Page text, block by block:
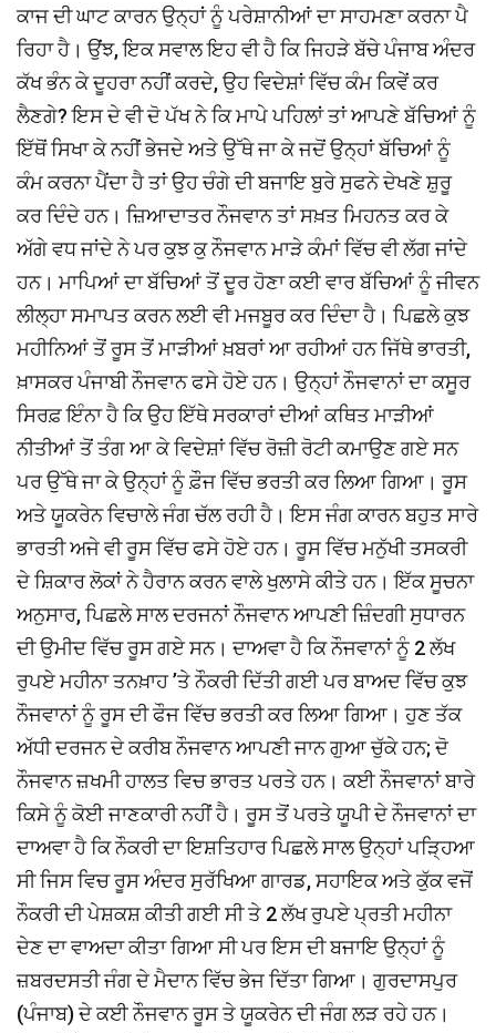
ਕਾਜ ਦੀ ਘਾਟ ਕਾਰਨ ਉਨ੍ਹਾਂ ਨੂੰ ਪਰੇਸ਼ਾਨੀਆਂ ਦਾ ਸਾਹਮਣਾ ਕਰਨਾ ਪੈ
ਰਿਹਾ ਹੈ। ਉਂਝ, ਇਕ ਸਵਾਲ ਇਹ ਵੀ ਹੈ ਕਿ ਜਿਹੜੇ ਬੱਚੇ ਪੰਜਾਬ ਅੰਦਰ
ਕੱਖ ਭੰਨ ਕੇ ਦੂਹਰਾ ਨਹੀਂ ਕਰਦੇ, ਉਹ ਵਿਦੇਸ਼ਾਂ ਵਿੱਚ ਕੰਮ ਕਿਵੇਂ ਕਰ
ਲੈਣਗੇ? ਇਸ ਦੇ ਵੀ ਦੋ ਪੱਖ ਨੇ ਕਿ ਮਾਪੇ ਪਹਿਲਾਂ ਤਾਂ ਆਪਣੇ ਬੱਚਿਆਂ ਨੂੰ
ਇੱਥੋਂ ਸਿਖਾ ਕੇ ਨਹੀਂ ਭੇਜਦੇ ਅਤੇ ਉੱਥੇ ਜਾ ਕੇ ਜਦੋਂ ਉਨ੍ਹਾਂ ਬੱਚਿਆਂ ਨੂੰ
ਕੰਮ ਕਰਨਾ ਪੈਂਦਾ ਹੈ ਤਾਂ ਉਹ ਚੰਗੇ ਦੀ ਬਜਾਇ ਬੁਰੇ ਸੁਫਨੇ ਦੇਖਣੇ ਸ਼ੁਰੂ
ਕਰ ਦਿੰਦੇ ਹਨ। ਜ਼ਿਆਦਾਤਰ ਨੌਜਵਾਨ ਤਾਂ ਸਖ਼ਤ ਮਿਹਨਤ ਕਰ ਕੇ
ਅੱਗੇ ਵਧ ਜਾਂਦੇ ਨੇ ਪਰ ਕੁਝ ਕੁ ਨੌਜਵਾਨ ਮਾੜੇ ਕੰਮਾਂ ਵਿੱਚ ਵੀ ਲੱਗ ਜਾਂਦੇ
ਹਨ। ਮਾਪਿਆਂ ਦਾ ਬੱਚਿਆਂ ਤੋਂ ਦੂਰ ਹੋਣਾ ਕਈ ਵਾਰ ਬੱਚਿਆਂ ਨੂੰ ਜੀਵਨ
ਲੀਲ੍ਹਾ ਸਮਾਪਤ ਕਰਨ ਲਈ ਵੀ ਮਜਬੂਰ ਕਰ ਦਿੰਦਾ ਹੈ। ਪਿਛਲੇ ਕੁਝ
ਮਹੀਨਿਆਂ ਤੋਂ ਰੂਸ ਤੋਂ ਮਾੜੀਆਂ ਖ਼ਬਰਾਂ ਆ ਰਹੀਆਂ ਹਨ ਜਿੱਥੇ ਭਾਰਤੀ,
ਖ਼ਾਸਕਰ ਪੰਜਾਬੀ ਨੌਜਵਾਨ ਫਸੇ ਹੋਏ ਹਨ। ਉਨ੍ਹਾਂ ਨੌਜਵਾਨਾਂ ਦਾ ਕਸੂਰ
ਸਿਰਫ਼ ਇੰਨਾ ਹੈ ਕਿ ਉਹ ਇੱਥੇ ਸਰਕਾਰਾਂ ਦੀਆਂ ਕਥਿਤ ਮਾੜੀਆਂ
ਨੀਤੀਆਂ ਤੋਂ ਤੰਗ ਆ ਕੇ ਵਿਦੇਸ਼ਾਂ ਵਿੱਚ ਰੋਜ਼ੀ ਰੋਟੀ ਕਮਾਉਣ ਗਏ ਸਨ
ਪਰ ਉੱਥੇ ਜਾ ਕੇ ਉਨ੍ਹਾਂ ਨੂੰ ਫ਼ੌਜ ਵਿੱਚ ਭਰਤੀ ਕਰ ਲਿਆ ਗਿਆ। ਰੂਸ
ਅਤੇ ਯੂਕਰੇਨ ਵਿਚਾਲੇ ਜੰਗ ਚੱਲ ਰਹੀ ਹੈ। ਇਸ ਜੰਗ ਕਾਰਨ ਬਹੁਤ ਸਾਰੇ
ਭਾਰਤੀ ਅਜੇ ਵੀ ਰੂਸ ਵਿੱਚ ਫਸੇ ਹੋਏ ਹਨ। ਰੂਸ ਵਿੱਚ ਮਨੁੱਖੀ ਤਸਕਰੀ
ਦੇ ਸ਼ਿਕਾਰ ਲੋਕਾਂ ਨੇ ਹੈਰਾਨ ਕਰਨ ਵਾਲੇ ਖੁਲਾਸੇ ਕੀਤੇ ਹਨ। ਇੱਕ ਸੂਚਨਾ
ਅਨੁਸਾਰ, ਪਿਛਲੇ ਸਾਲ ਦਰਜਨਾਂ ਨੌਜਵਾਨ ਆਪਣੀ ਜ਼ਿੰਦਗੀ ਸੁਧਾਰਨ
ਦੀ ਉਮੀਦ ਵਿੱਚ ਰੂਸ ਗਏ ਸਨ। ਦਾਅਵਾ ਹੈ ਕਿ ਨੌਜਵਾਨਾਂ ਨੂੰ 2 ਲੱਖ
ਰੁਪਏ ਮਹੀਨਾ ਤਨਖ਼ਾਹ ’ਤੇ ਨੌਕਰੀ ਦਿੱਤੀ ਗਈ ਪਰ ਬਾਅਦ ਵਿੱਚ ਕੁਝ
ਨੌਜਵਾਨਾਂ ਨੂੰ ਰੂਸ ਦੀ ਫੌਜ ਵਿੱਚ ਭਰਤੀ ਕਰ ਲਿਆ ਗਿਆ। ਹੁਣ ਤੱਕ
ਅੱਧੀ ਦਰਜਨ ਦੇ ਕਰੀਬ ਨੌਜਵਾਨ ਆਪਣੀ ਜਾਨ ਗੁਆ ਚੁੱਕੇ ਹਨ; ਦੋ
ਨੌਜਵਾਨ ਜ਼ਖਮੀ ਹਾਲਤ ਵਿਚ ਭਾਰਤ ਪਰਤੇ ਹਨ। ਕਈ ਨੌਜਵਾਨਾਂ ਬਾਰੇ
ਕਿਸੇ ਨੂੰ ਕੋਈ ਜਾਣਕਾਰੀ ਨਹੀਂ ਹੈ। ਰੂਸ ਤੋਂ ਪਰਤੇ ਯੂਪੀ ਦੇ ਨੌਜਵਾਨਾਂ ਦਾ
ਦਾਅਵਾ ਹੈ ਕਿ ਨੌਕਰੀ ਦਾ ਇਸ਼ਤਿਹਾਰ ਪਿਛਲੇ ਸਾਲ ਉਨ੍ਹਾਂ ਪੜ੍ਹਿਆ
ਸੀ ਜਿਸ ਵਿਚ ਰੂਸ ਅੰਦਰ ਸੁਰੱਖਿਆ ਗਾਰਡ, ਸਹਾਇਕ ਅਤੇ ਕੁੱਕ ਵਜੋਂ
ਨੌਕਰੀ ਦੀ ਪੇਸ਼ਕਸ਼ ਕੀਤੀ ਗਈ ਸੀ ਤੇ 2 ਲੱਖ ਰੁਪਏ ਪ੍ਰਤੀ ਮਹੀਨਾ
ਦੇਣ ਦਾ ਵਾਅਦਾ ਕੀਤਾ ਗਿਆ ਸੀ ਪਰ ਇਸ ਦੀ ਬਜਾਇ ਉਨ੍ਹਾਂ ਨੂੰ
ਜ਼ਬਰਦਸਤੀ ਜੰਗ ਦੇ ਮੈਦਾਨ ਵਿੱਚ ਭੇਜ ਦਿੱਤਾ ਗਿਆ। ਗੁਰਦਾਸਪੁਰ
(ਪੰਜਾਬ) ਦੇ ਕਈ ਨੌਜਵਾਨ ਰੂਸ ਤੇ ਯੂਕਰੇਨ ਦੀ ਜੰਗ ਲੜ ਰਹੇ ਹਨ।